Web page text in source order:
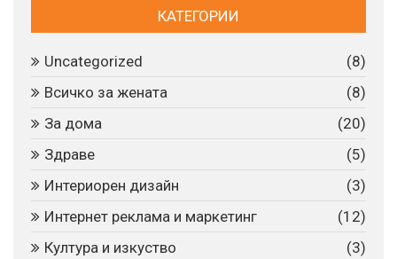
КАТЕГОРИИ
Uncategorized
(8)
Всичко за жената
(8)
За дома
(20)
Здраве
(5)
Интериорен дизайн
(3)
Интернет реклама и маркетинг
(12)
Култура и изкуство
(3)